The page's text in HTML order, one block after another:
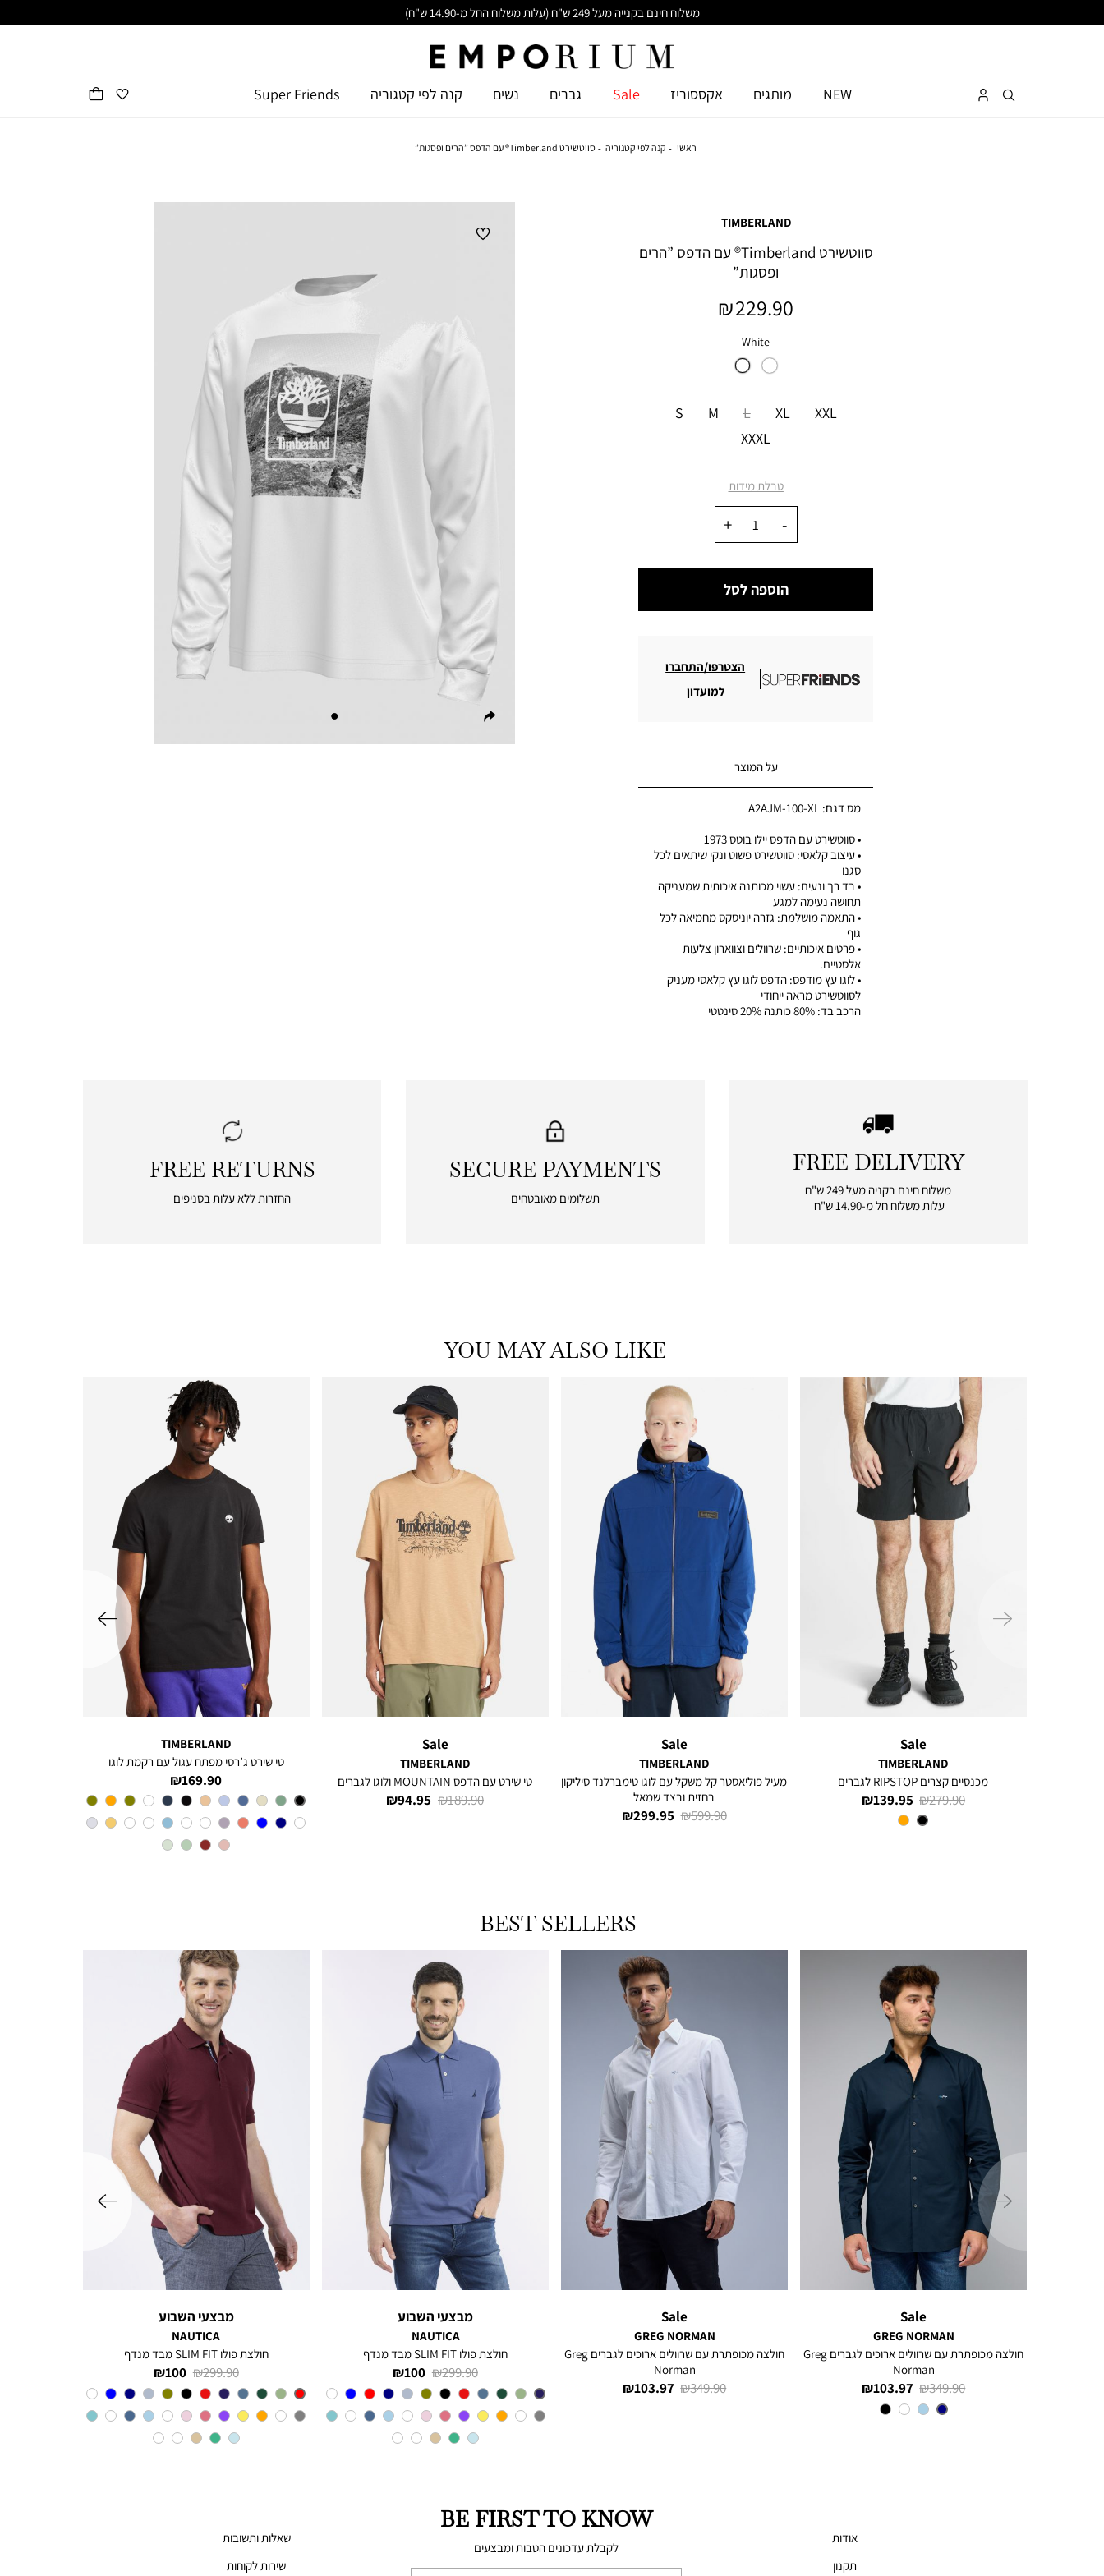
משלוח חינם בקנייה מעל 249 ש"ח (עלות משלוח החל מ-14.90 ש"ח)
NEW מותגים אקססוריז Sale גברים נשים קנה לפי קטגוריה Super Friends
ראשי קנה לפי קטגוריה סווטשירט Timberland® עם הדפס ”הרים ופסגות”
TIMBERLAND
סווטשירט Timberland® עם הדפס ”הרים
ופסגות”
מחיר
מוצר
229.90 ₪
צבע
White
S M L XL
XXL
XXXL
טבלת מידות
הוספה לסל
הצטרפו/התחברו
למועדון
על המוצר
מס דגם: A2AJM-100-XL
• סווטשירט עם הדפס יילו בוטס 1973
• עיצוב קלאסי: סווטשירט פשוט ונקי שיתאים לכל
סגנו
• בד רך ונעים: עשוי מכותנה איכותית שמעניקה
תחושה נעימה למגע
• התאמה מושלמת: גזרה יוניסקס מחמיאה לכל
גוף
• פרטים איכותיים: שרוולים וצווארון צלעות
אלסטיים.
• לוגו עץ מודפס: הדפס לוגו עץ קלאסי מעניק
לסווטשירט מראה ייחודי
הרכב בד: 80% כותנה 20% סינטטי
|
free
delivery
FREE DELIVERY
משלוח חינם בקניה מעל 249 ש"ח
עלות משלוח חל מ-14.90 ש"ח
|
payments
SECURE PAYMENTS
תשלומים מאובטחים
|
returns
FREE RETURNS
החזרות ללא עלות בסניפים
YOU MAY ALSO LIKE
ימינה
Sale
TIMBERLAND
מכנסיים קצרים RIPSTOP לגברים
מחיר
מוצר
139.95 ₪
מחיר
279.90 ₪
צבע
Black
Sale
TIMBERLAND
מעיל פוליאסטר קל משקל עם לוגו טימברלנד סיליקון
בחזית ובצד שמאל
מחיר
299.95 ₪
מחיר
599.90 ₪
Sale
TIMBERLAND
טי שירט עם הדפס MOUNTAIN ולוגו לגברים
מחיר
94.95 ₪
מחיר
189.90 ₪
TIMBERLAND
טי שירט ג’רסי מפתח עגול עם רקמת לוגו
מחיר
מוצר
169.90 ₪
צבע
Black
שמאלה
BEST SELLERS
ימינה
Sale
GREG NORMAN
חולצה מכופתרת עם שרוולים ארוכים לגברים Greg
Norman
מחיר
מוצר
103.97 ₪
מחיר
רגיל
349.90 ₪
צבע
NAVY
Sale
GREG NORMAN
חולצה מכופתרת עם שרוולים ארוכים לגברים Greg
Norman
מחיר
103.97 ₪
מחיר
349.90 ₪
מבצעי השבוע
NAUTICA
חולצת פולו SLIM FIT מבד מנדף
מחיר
מוצר
100 ₪
מחיר
רגיל
299.90 ₪
צבע
BLUE
INDIGO
מבצעי השבוע
NAUTICA
חולצת פולו SLIM FIT מבד מנדף
מחיר
מוצר
100 ₪
מחיר
רגיל
299.90 ₪
צבע
Red
שמאלה
BE FIRST TO KNOW
לקבלת עדכונים הטבות ומבצעים
אודות
תקנון
שאלות ותשובות
שירות לקוחות